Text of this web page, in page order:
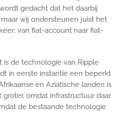
gedacht dat het daarbij
wij ondersteunen juist het
van fiat-account naar fiat-
is de technologie van Ripple
in eerste instantie een beperkt
en Aziatische landen is
omdat infrastructuur daar
de bestaande technologie